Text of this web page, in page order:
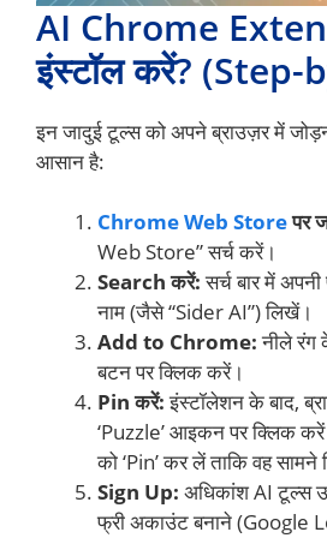
AI Chrome
इंस्टॉल करें? (Step-
इन जादुई टूल्स को अपने ब्राउज़र में
आसान है:
Chrome Web Storeपर
Web Store” सर्च करें।
Search करें:सर्च बार में
नाम (जैसे “Sider AI”) लिखें।
Add to Chrome:नीले रंग
बटन पर क्लिक करें।
Pin करें:इंस्टॉलेशन के बाद,
‘Puzzle’ आइकन पर क्लिक
को ‘Pin’ कर लें ताकि वह सामने
Sign Up: अधिकांश AI टूल्स
फ्री अकाउंट बनाने (Google